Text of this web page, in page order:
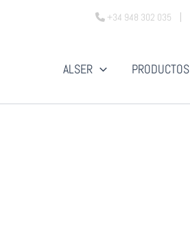
+34 948 302 035
ALSER PRODUCTOS